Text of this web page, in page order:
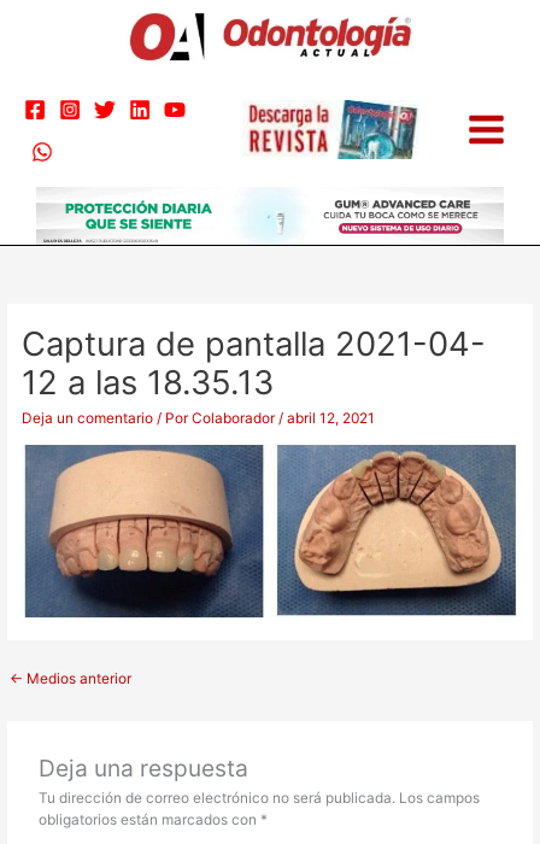
Captura de pantalla 2021-04-
12 a las 18.35.13
Deja un comentario / PorColaborador/abril 12, 2021
← Medios anterior
Deja una respuesta
Tu dirección de correo electrónico no será publicada. Los campos
obligatorios están marcados con *